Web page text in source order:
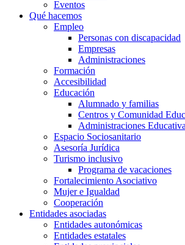
Eventos
Qué hacemos
Empleo
Personas con discapacidad
Empresas
Administraciones
Formación
Accesibilidad
Educación
Alumnado y familias
Centros y Comunidad
Administraciones
Espacio Sociosanitario
Asesoría Jurídica
Turismo inclusivo
Programa de vacaciones
Fortalecimiento Asociativo
Mujer e Igualdad
Cooperación
Entidades asociadas
Entidades autonómicas
Entidades estatales